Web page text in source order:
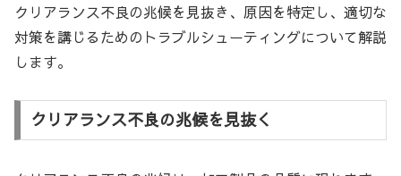
クリアランス不良の兆候を見抜き、原因を特定し、適切な
対策を講じるためのトラブルシューティングについて解説
します。
クリアランス不良の兆候を見抜く